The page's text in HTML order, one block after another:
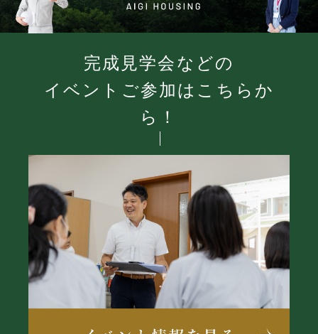
完成見学会などの
イベントご参加はこちらか
ら！